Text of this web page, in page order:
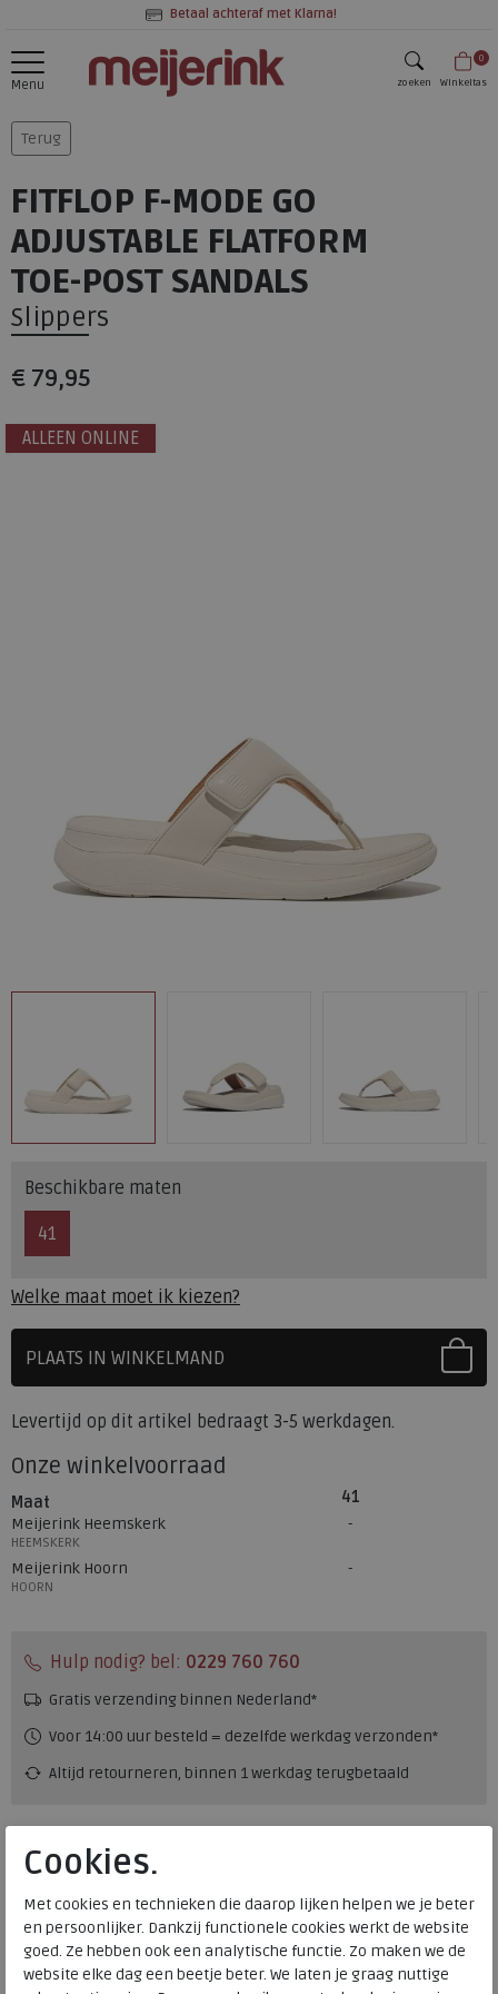
Betaal achteraf met Klarna!
Menu zoeken
0
Winkeltas
Terug
FITFLOP F-MODE GO
ADJUSTABLE FLATFORM
TOE-POST SANDALS
Slippers
€ 79,95
ALLEEN ONLINE
Beschikbare maten
41
Welke maat moet ik kiezen?
PLAATS IN WINKELMAND
SELECTEER EERST UW MAAT
Levertijd op dit artikel bedraagt 3-5 werkdagen.
Onze winkelvoorraad
Maat
41
Meijerink Heemskerk
HEEMSKERK
Meijerink Hoorn
HOORN
Hulp nodig? bel: 0229 760 760
Gratis verzending binnen Nederland*
Voor 14:00 uur besteld = dezelfde werkdag verzonden*
Altijd retourneren, binnen 1 werkdag terugbetaald
Alternatieve kleuren
Cookies.
Met cookies en technieken die daarop lijken helpen we je beter
en persoonlijker. Dankzij functionele cookies werkt de website
goed. Ze hebben ook een analytische functie. Zo maken we de
website elke dag een beetje beter. We laten je graag nuttige